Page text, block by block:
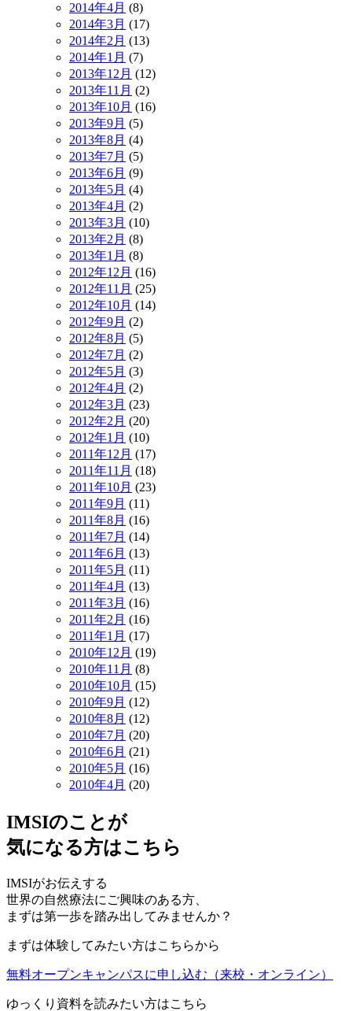
2014年4月 (8)
2014年3月 (17)
2014年2月 (13)
2014年1月 (7)
2013年12月 (12)
2013年11月 (2)
2013年10月 (16)
2013年9月 (5)
2013年8月 (4)
2013年7月 (5)
2013年6月 (9)
2013年5月 (4)
2013年4月 (2)
2013年3月 (10)
2013年2月 (8)
2013年1月 (8)
2012年12月 (16)
2012年11月 (25)
2012年10月 (14)
2012年9月 (2)
2012年8月 (5)
2012年7月 (2)
2012年5月 (3)
2012年4月 (2)
2012年3月 (23)
2012年2月 (20)
2012年1月 (10)
2011年12月 (17)
2011年11月 (18)
2011年10月 (23)
2011年9月 (11)
2011年8月 (16)
2011年7月 (14)
2011年6月 (13)
2011年5月 (11)
2011年4月 (13)
2011年3月 (16)
2011年2月 (16)
2011年1月 (17)
2010年12月 (19)
2010年11月 (8)
2010年10月 (15)
2010年9月 (12)
2010年8月 (12)
2010年7月 (20)
2010年6月 (21)
2010年5月 (16)
2010年4月 (20)
IMSIのことが
気になる方はこちら
IMSIがお伝えする
世界の自然療法にご興味のある方、
まずは第一歩を踏み出してみませんか？
まずは体験してみたい方はこちらから
無料オープンキャンパスに申し込む （来校・オンライン）
ゆっくり資料を読みたい方はこちら